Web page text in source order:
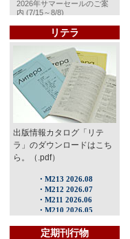
リテラ
出版情報カタログ「リテ
ラ」のダウンロードはこち
ら。（.pdf）
定期刊行物